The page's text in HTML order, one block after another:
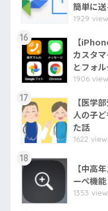
簡単に
1929
16
【
カスタ
とフォ
1906
17
【医学
人の子
た話
1622
18
【中高
ーペ機
1353